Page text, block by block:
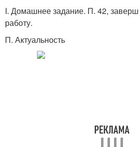
I. Домашнее задание. П. 42,
работу.
П. Актуальность